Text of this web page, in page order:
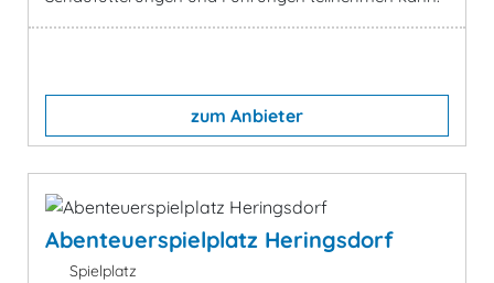
zum Anbieter
Abenteuerspielplatz Heringsdorf
Spielplatz